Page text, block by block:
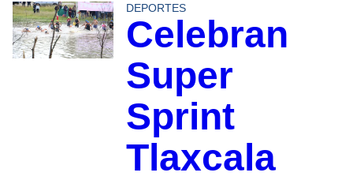
DEPORTES
Celebran
Super
Sprint
Tlaxcala